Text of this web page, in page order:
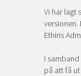
Vi har lagt
versionen.
Ethiris
I
på att få